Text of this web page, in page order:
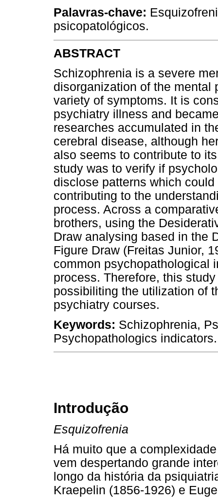
Palavras-chave:
psicopatológicos.
ABSTRACT
Schizophrenia is a severe
disorganization of the mental
variety of symptoms. It is
psychiatry illness and
researches accumulated in
cerebral disease, although
also seems to contribute to
study was to verify if
disclose patterns which
contributing to the
process. Across a
brothers, using the
Draw analysing based in the
Figure Draw (Freitas Junior,
common psychopathological
process. Therefore, this
possibiliting the utilization of
psychiatry courses.
Keywords: Schizophrenia,
Psychopathologics indicators.
Introdução
Esquizofrenia
Há muito que a
vem despertando grande
longo da história da
Kraepelin (1856-1926) e